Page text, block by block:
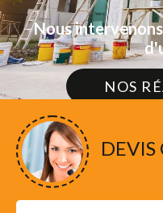
Nous
NOS
DEVIS